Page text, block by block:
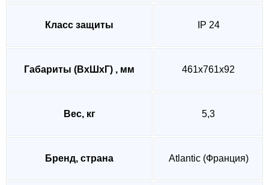
Класс защиты IP 24
Габариты (ВхШхГ) , мм 461х761х92
Вес, кг 5,3
Бренд, страна Atlantic (Франция)